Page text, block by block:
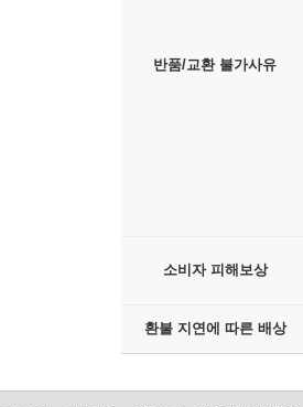
반품/교환 불가사유
소비자 피해보상
환불 지연에 따른 배상